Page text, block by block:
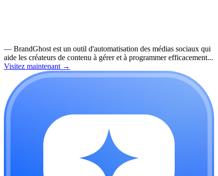
— BrandGhost est un outil d'automatisation des médias sociaux qui
aide les créateurs de contenu à gérer et à programmer efficacement...
Visitez maintenant →